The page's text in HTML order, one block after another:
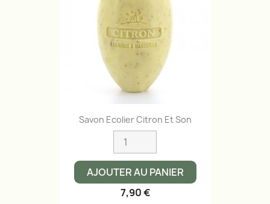
Savon Ecolier Citron Et Son
AJOUTER AU PANIER
7,90 €